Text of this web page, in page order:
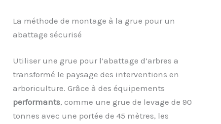
La méthode de montage à la grue pour un
abattage sécurisé
Utiliser une grue pour l’abattage d’arbres a
transformé le paysage des interventions en
arboriculture. Grâce à des équipements
performants, comme une grue de levage de 90
tonnes avec une portée de 45 mètres, les